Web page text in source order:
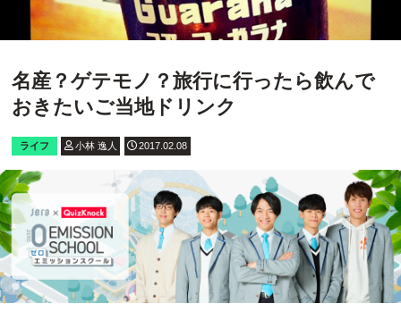
名産？ゲテモノ？旅行に行ったら飲んで
おきたいご当地ドリンク
ライフ 小林 逸人 2017.02.08